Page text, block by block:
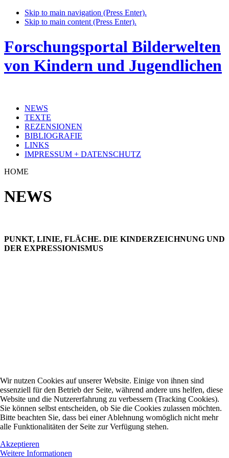
Skip to main navigation (Press Enter).
Skip to main content (Press Enter).
Forschungsportal Bilderwelten
von Kindern und Jugendlichen
NEWS
TEXTE
REZENSIONEN
BIBLIOGRAFIE
LINKS
IMPRESSUM + DATENSCHUTZ
HOME
NEWS
PUNKT, LINIE, FLÄCHE. DIE KINDERZEICHNUNG UND
DER EXPRESSIONISMUS
Wir nutzen Cookies auf unserer Website. Einige von ihnen sind
essenziell für den Betrieb der Seite, während andere uns helfen, diese
Website und die Nutzererfahrung zu verbessern (Tracking Cookies).
Sie können selbst entscheiden, ob Sie die Cookies zulassen möchten.
Bitte beachten Sie, dass bei einer Ablehnung womöglich nicht mehr
alle Funktionalitäten der Seite zur Verfügung stehen.
Akzeptieren
Weitere Informationen